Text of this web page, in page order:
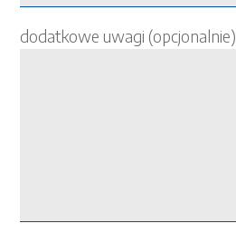
dodatkowe uwagi (opcjonalnie)